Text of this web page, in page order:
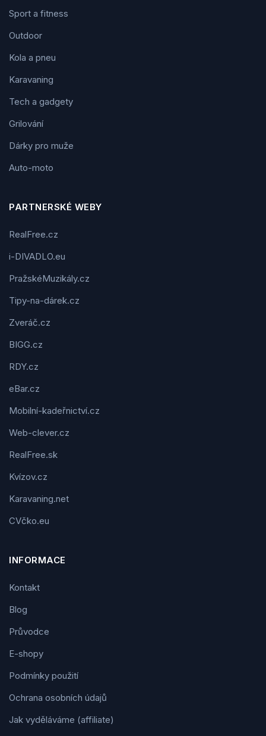
Sport a fitness
Outdoor
Kola a pneu
Karavaning
Tech a gadgety
Grilování
Dárky pro muže
Auto-moto
PARTNERSKÉ WEBY
RealFree.cz
i-DIVADLO.eu
PražskéMuzikály.cz
Tipy-na-dárek.cz
Zveráč.cz
BIGG.cz
RDY.cz
eBar.cz
Mobilní-kadeřnictví.cz
Web-clever.cz
RealFree.sk
Kvízov.cz
Karavaning.net
CVčko.eu
INFORMACE
Kontakt
Blog
Průvodce
E-shopy
Podmínky použití
Ochrana osobních údajů
Jak vyděláváme (affiliate)